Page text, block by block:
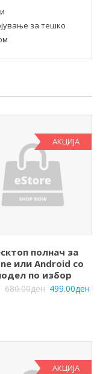
за тешко
АКЦИЈА
полнач за
или Android со
по избор
680.00ден 499.00ден
АКЦИЈА